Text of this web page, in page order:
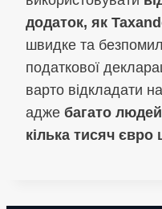
додаток, як
швидке та
податкової
варто відкладати
адже багато
кілька тисяч євро